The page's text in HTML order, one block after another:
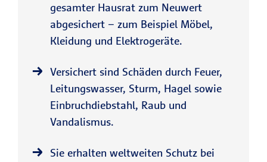
gesamter Hausrat zum Neuwert
abgesichert – zum Beispiel Möbel,
Kleidung und Elektrogeräte.
Versichert sind Schäden durch Feuer,
Leitungswasser, Sturm, Hagel sowie
Einbruchdiebstahl, Raub und
Vandalismus.
Sie erhalten weltweiten Schutz bei